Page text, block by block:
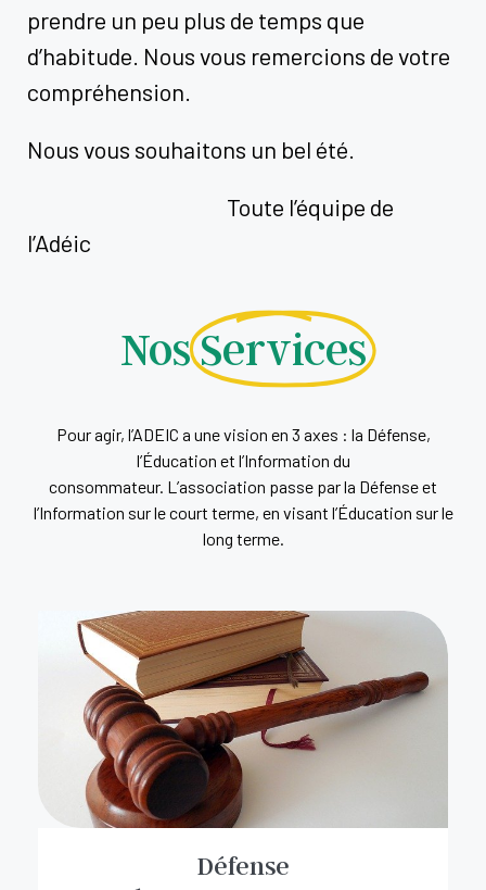
prendre un peu plus de temps que
d’habitude. Nous vous remercions de votre
compréhension.
Nous vous souhaitons un bel été.
Toute l’équipe de
l’Adéic
NosServices
Pour agir, l’ADEIC a une vision en 3 axes : la Défense,
l’Éducation et l’Information du
consommateur. L’association passe par la Défense et
l’Information sur le court terme, en visant l’Éducation sur le
long terme.
Défense